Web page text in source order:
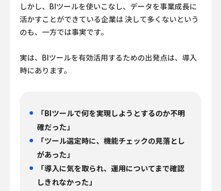
しかし、BIツールを使いこなし、データを事業成長に
活かすことができている企業は決して多くないという
のも、一方では事実です。
実は、BIツールを有効活用するための出発点は、導入
時にあります。
「BIツールで何を実現しようとするのか不明
確だった」
「ツール選定時に、機能チェックの見落とし
があった」
「導入に気を取られ、運用についてまで確認
しきれなかった」